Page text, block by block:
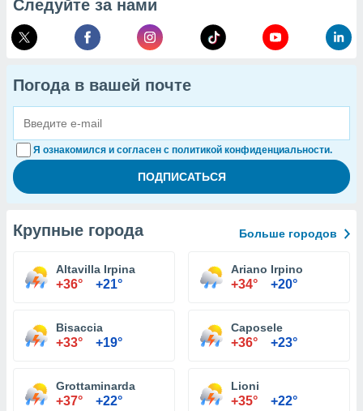
Следуйте за нами
Погода в вашей почте
Я ознакомился и согласен с политикой конфиденциальности.
Крупные города Больше городов
Altavilla Irpina
+36° +21°
Ariano Irpino
+34° +20°
Bisaccia
+33° +19°
Caposele
+36° +23°
Grottaminarda
+37° +22°
Lioni
+35° +22°